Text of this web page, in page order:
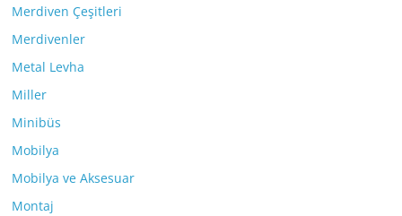
Merdiven Çeşitleri
Merdivenler
Metal Levha
Miller
Minibüs
Mobilya
Mobilya ve Aksesuar
Montaj